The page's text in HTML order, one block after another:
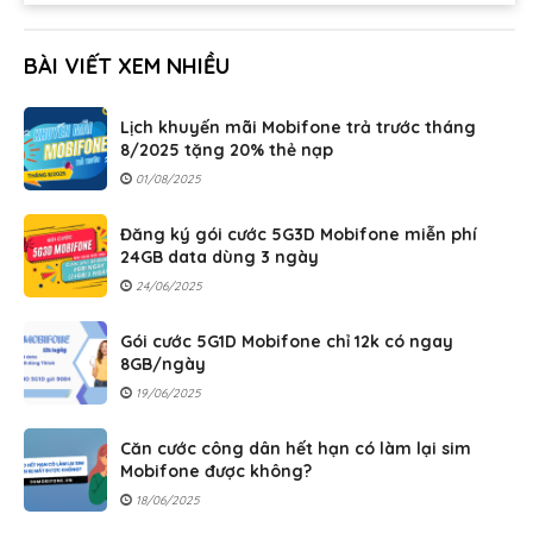
BÀI VIẾT XEM NHIỀU
Lịch khuyến mãi Mobifone trả trước tháng
8/2025 tặng 20% thẻ nạp
01/08/2025
Đăng ký gói cước 5G3D Mobifone miễn phí
24GB data dùng 3 ngày
24/06/2025
Gói cước 5G1D Mobifone chỉ 12k có ngay
8GB/ngày
19/06/2025
Căn cước công dân hết hạn có làm lại sim
Mobifone được không?
18/06/2025